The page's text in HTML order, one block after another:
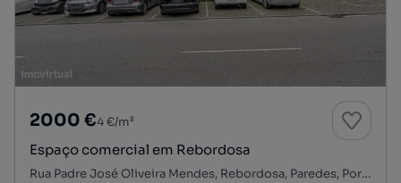
2000 €4 €/m²
Espaço comercial em Rebordosa
Rua Padre José Oliveira Mendes, Rebordosa, Paredes, Porto